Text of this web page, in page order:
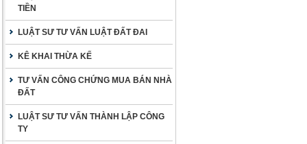
TIỀN
LUẬT SƯ TƯ VẤN LUẬT ĐẤT ĐAI
KÊ KHAI THỪA KẾ
TƯ VẤN CÔNG CHỨNG MUA BÁN NHÀ
ĐẤT
LUẬT SƯ TƯ VẤN THÀNH LẬP CÔNG
TY